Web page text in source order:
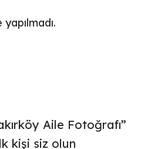
Aile Fotoğrafı”
kişi siz olun